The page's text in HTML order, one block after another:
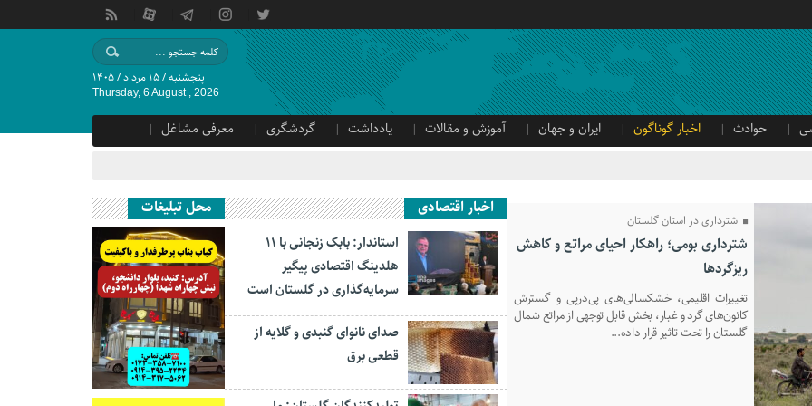
پنجشنبه / ۱۵ مرداد / ۱۴۰۵
Thursday, 6 August , 2026
حوادث اخبار گوناگون ایران و جهان آموزش و مقالات یادداشت گردشگری
معرفی مشاغل
شترداری در استان گلستان
شترداری بومی؛ راهکار احیای مراتع و کاهش
ریزگردها
تغییرات اقلیمی، خشکسالی‌های پی‌درپی و گسترش
کانون‌های گرد و غبار، بخش قابل توجهی از مراتع شمال
گلستان را تحت تاثیر قرار داده...
اخبار اقتصادی
استاندار: بابک زنجانی با ۱۱
هلدینگ اقتصادی پیگیر
سرمایه‌گذاری در گلستان است
صدای نانوای گنبدی و گلایه از
قطعی برق
محل تبلیغات